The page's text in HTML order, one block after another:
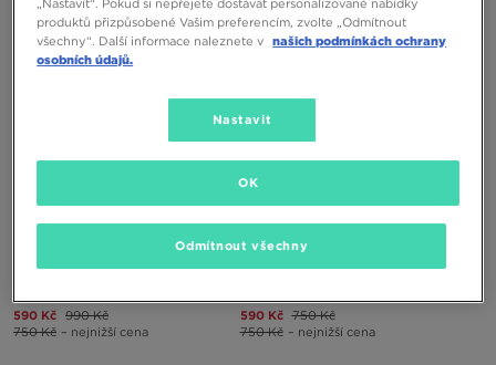
590 Kč 990 Kč
750 Kč – nejnižší cena
590 Kč 750 Kč
750 Kč – nejnižší cena
produktů přizpůsobené Vašim preferencím, zvolte „Odmítnout
všechny“. Další informace naleznete v našich podmínkách ochrany
osobních údajů.
Nastavit
Odmítnout všechny
OK